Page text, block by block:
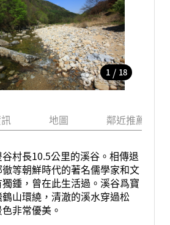
1 / 18
地圖 鄰近推薦景點
村長10.5公里的溪谷。相傳退
等朝鮮時代的著名儒學家和文
鍾，曾在此生活過。溪谷爲寶
山環繞，清澈的溪水穿過松
非常優美。